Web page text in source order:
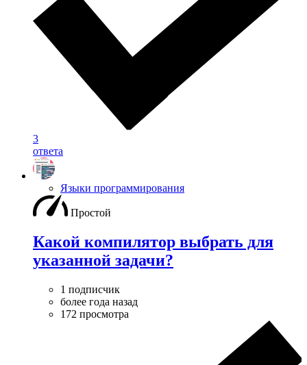
3
ответа
Языки программирования
Простой
Какой компилятор выбрать для
указанной задачи?
1 подписчик
более года назад
172 просмотра